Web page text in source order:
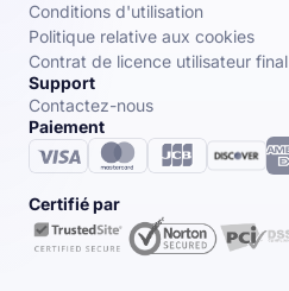
Conditions d'utilisation
Politique relative aux cookies
Contrat de licence utilisateur final
Support
Contactez-nous
Paiement
Certifié par